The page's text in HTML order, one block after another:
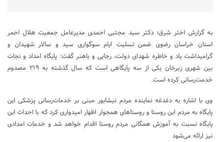
به گزارش اختر شرق؛ دکتر سید مجتبی احمدی مدیرعامل جمعیت هلال احمر
استان خراسان رضوی ضمن تسلیت ایام سوگواری سید و سالار شهیدان و
گرامیداشت یاد و خاطره شهدای دولت، رجایی و باهنر گفت: پایگاه امداد و نجات
بین شهری زبرخان یکی از سه پایگاهی است که سال گذشته به ۲۱۹ مصدوم
خدمت‌رسانی کرده است.
وی با اشاره به دغدغه نماینده مردم نیشابور مبنی بر خدمات‌رسانی پزشکی این
پایگاه به مردم این روستا و روستاهای همجوار اظهار امیدواری کرد که با احداث این
پایگاه نسبت به آموزش همگانی مردم روستا اقدام خواهد شد و خدمات امدادی
نیز ارائه می‌شود